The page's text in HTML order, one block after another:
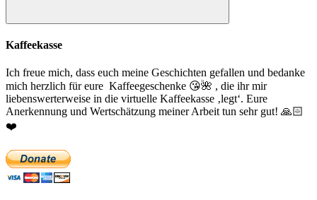
Suchen
Kaffeekasse
Ich freue mich, dass euch meine Geschichten gefallen und bedanke
mich herzlich für eure Kaffeegeschenke 😘🌺 , die ihr mir
liebenswerterweise in die virtuelle Kaffeekasse ‚legt‘. Eure
Anerkennung und Wertschätzung meiner Arbeit tun sehr gut! 🙏🏻
❤️